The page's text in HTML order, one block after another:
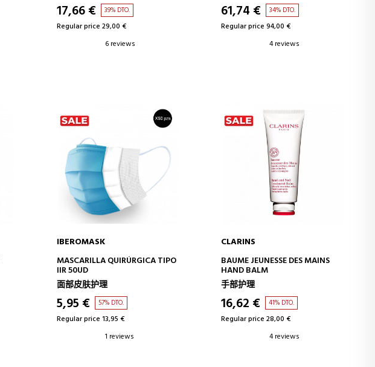
17,66 € 39% DTO.
Regular price 29,00 €
6 reviews
61,74 € 34% DTO.
Regular price 94,00 €
4 reviews
ADD TO CART
IBEROMASK
MASCARILLA QUIRÚRGICA TIPO
IIR 50UD
面部皮肤护理
5,95 € 57% DTO.
Regular price 13,95 €
1 reviews
ADD TO CART
CLARINS
BAUME JEUNESSE DES MAINS
HAND BALM
手部护理
16,62 € 41% DTO.
Regular price 28,00 €
4 reviews